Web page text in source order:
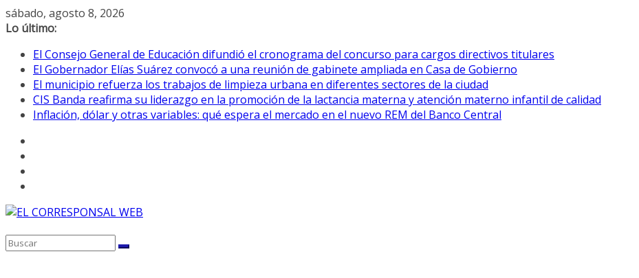
Saltar
al
sábado, agosto 8, 2026
Lo último:
El Consejo General de Educación difundió el cronograma del concurso para cargos directivos titulares
El Gobernador Elías Suárez convocó a una reunión de gabinete ampliada en Casa de Gobierno
El municipio refuerza los trabajos de limpieza urbana en diferentes sectores de la ciudad
CIS Banda reafirma su liderazgo en la promoción de la lactancia materna y atención materno infantil de calidad
Inflación, dólar y otras variables: qué espera el mercado en el nuevo REM del Banco Central